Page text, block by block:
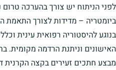
לפני הניתוח יש צורך בהערכה
ביומטריה – מדידות לצורך
בנוגע להיסטוריה רפואית עינית
האישונים וניתנת הרדמה מקומית.
מבצע חתכים זעירים בקצה הקרנית